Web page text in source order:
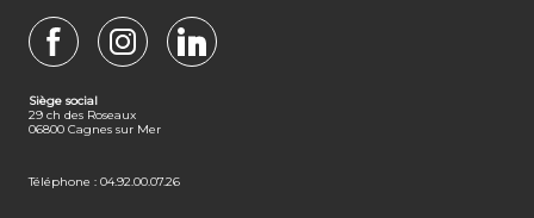
Siège social
29 ch des Roseaux
06800 Cagnes sur Mer
Téléphone : 04.92.00.07.26